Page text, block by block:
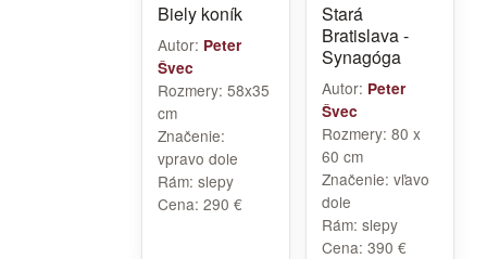
Biely koník
Autor: Peter
Švec
Rozmery: 58x35
cm
Značenie:
vpravo dole
Rám: slepy
Cena: 290 €
Stará
Bratislava -
Synagóga
Autor: Peter
Švec
Rozmery: 80 x
60 cm
Značenie: vľavo
dole
Rám: slepy
Cena: 390 €